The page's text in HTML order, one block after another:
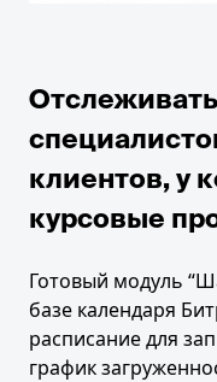
клиентов, у
курсовые
Готовый модуль
базе календаря
расписание для
график